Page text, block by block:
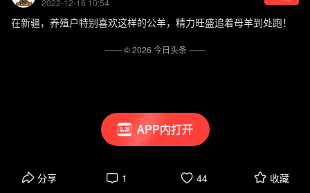
APP内打开
2022-12-16 10:54
在新疆，养殖户特别喜欢这样的公羊，精力旺盛追着母羊到处跑！
分享 1 44 收藏
—— ©2026 今日头条——